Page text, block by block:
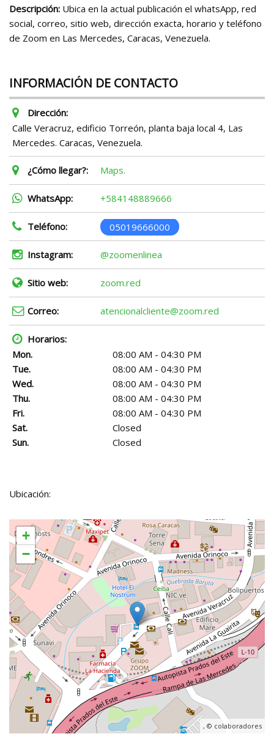
Descripción: Ubica en la actual publicación el whatsApp, red
social, correo, sitio web, dirección exacta, horario y teléfono
de Zoom en Las Mercedes, Caracas, Venezuela.
INFORMACIÓN DE CONTACTO
Dirección:
Calle Veracruz, edificio Torreón, planta baja local 4, Las
Mercedes. Caracas, Venezuela.
¿Cómo llegar?: Maps.
WhatsApp: +584148889666
Teléfono: 05019666000
Instagram: @zoomenlinea
Sitio web: zoom.red
Correo: atencionalcliente@zoom.red
Horarios:
Mon.
08:00 AM - 04:30 PM
Tue.
08:00 AM - 04:30 PM
Wed.
08:00 AM - 04:30 PM
Thu.
08:00 AM - 04:30 PM
Fri.
08:00 AM - 04:30 PM
Sat.
Closed
Sun.
Closed
Ubicación:
+
−
, © colaboradores